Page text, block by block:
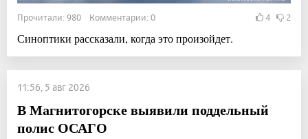
Прочитали: 980 Комментарии: 0 4 2
Синоптики рассказали, когда это произойдет.
11:56, 5 авг 2026
В Магнитогорске выявили поддельный
полис ОСАГО